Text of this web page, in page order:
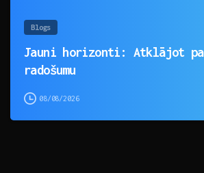
Blogs
Jauni horizonti: Atklājot
radošumu
08/08/2026